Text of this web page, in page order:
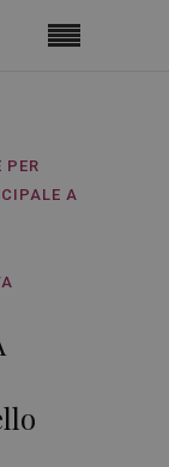
PER
A